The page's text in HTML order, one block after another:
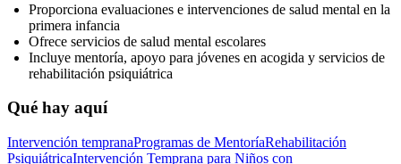
Proporciona evaluaciones e intervenciones de salud mental en la
primera infancia
Ofrece servicios de salud mental escolares
Incluye mentoría, apoyo para jóvenes en acogida y servicios de
rehabilitación psiquiátrica
Qué hay aquí
Intervención tempranaProgramas de MentoríaRehabilitación
PsiquiátricaIntervención Temprana para Niños con